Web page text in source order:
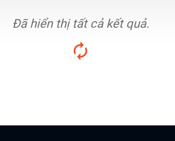
Đã hiển thị tất cả kết quả.